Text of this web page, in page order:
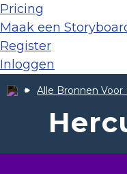
Pricing
Maak een
Register
Inloggen
Alle Bronnen Voor